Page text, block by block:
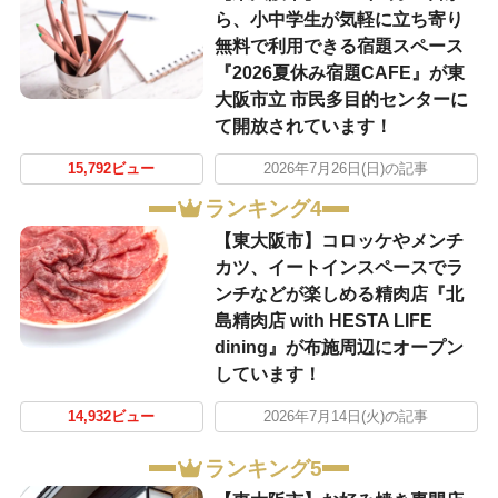
ら、小中学生が気軽に立ち寄り
無料で利用できる宿題スペース
『2026夏休み宿題CAFE』が東
大阪市立 市民多目的センターに
て開放されています！
15,792ビュー 2026年7月26日(日)の記事
ランキング4
【東大阪市】コロッケやメンチ
カツ、イートインスペースでラ
ンチなどが楽しめる精肉店『北
島精肉店 with HESTA LIFE
dining』が布施周辺にオープン
しています！
14,932ビュー 2026年7月14日(火)の記事
ランキング5